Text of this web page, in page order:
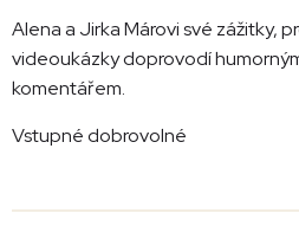
Alena a Jirka Márovi své zážitky,
videoukázky doprovodí
komentářem.
Vstupné dobrovolné